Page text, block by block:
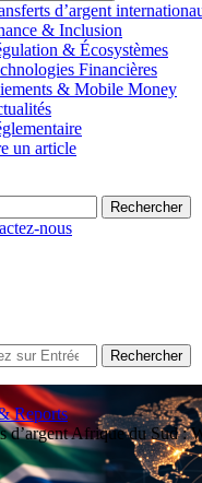
d’argent
& Inclusion
& Écosystèmes
Financières
& Mobile Money
un article
Rechercher
nous
Rechercher
Reports
d’argent Afrique du Sud :